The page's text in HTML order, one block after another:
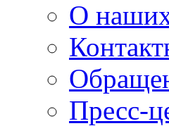
О
Пресс-